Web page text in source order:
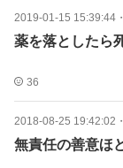
2019-01-15 15:39:44 ・
薬を落としたら
36
2018-08-25 19:42:02 ・
無責任の善意ほ